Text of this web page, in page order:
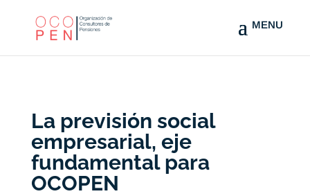
La previsión social
empresarial, eje
fundamental para
OCOPEN